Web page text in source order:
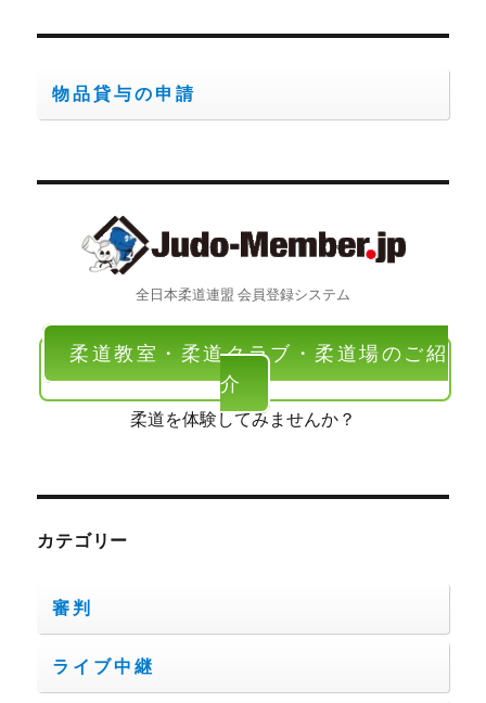
ン
物品貸与の申請
全日本柔道連盟 会員登録システム
柔道教室・柔道クラブ・柔道場のご紹
介
柔道を体験してみませんか？
カテゴリー
審判
ライブ中継